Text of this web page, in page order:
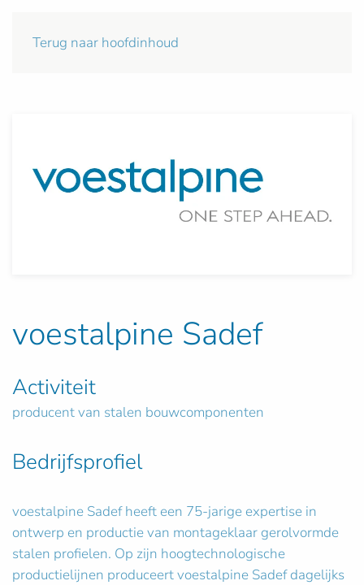
Terug naar hoofdinhoud
voestalpine Sadef
Activiteit
producent van stalen bouwcomponenten
Bedrijfsprofiel
voestalpine Sadef heeft een 75-jarige expertise in
ontwerp en productie van montageklaar gerolvormde
stalen profielen. Op zijn hoogtechnologische
productielijnen produceert voestalpine Sadef dagelijks